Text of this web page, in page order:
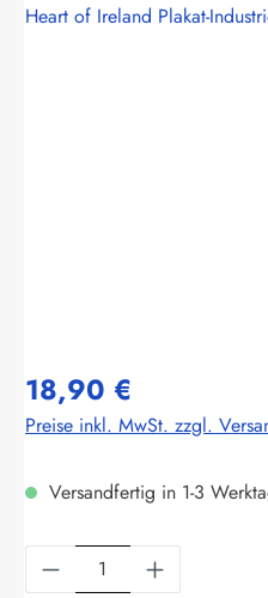
Heart of Ireland Plakat-
18,90 €
Preise inkl. MwSt. zzgl.
Versandfertig in 1-3
Produkt Anzahl: